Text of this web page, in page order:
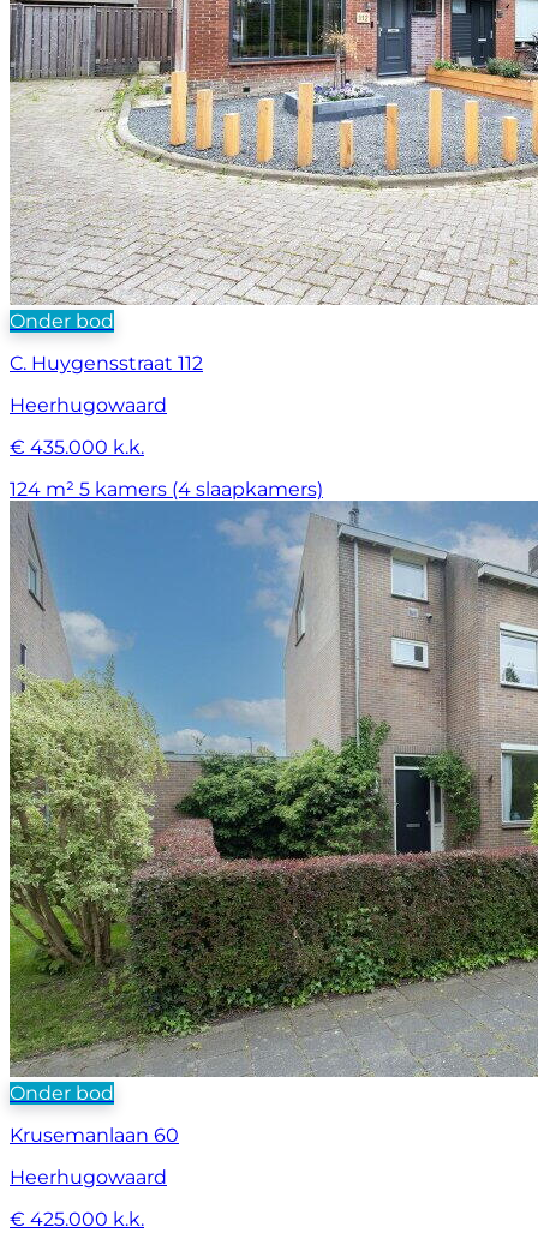
Onder bod
C. Huygensstraat 112
Heerhugowaard
€ 435.000 k.k.
124 m² 5 kamers (4 slaapkamers)
Onder bod
Krusemanlaan 60
Heerhugowaard
€ 425.000 k.k.